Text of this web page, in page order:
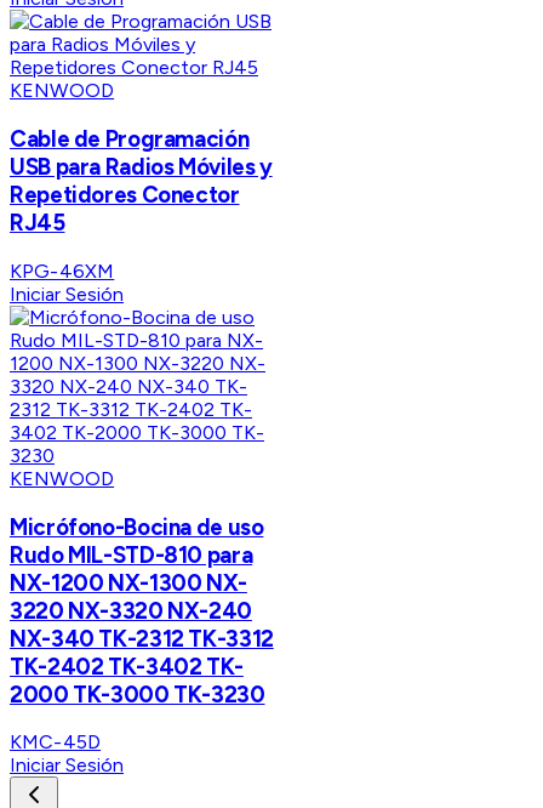
KENWOOD
Cable de Programación
USB para Radios Móviles y
Repetidores Conector
RJ45
KPG-46XM
Iniciar Sesión
KENWOOD
Micrófono-Bocina de uso
Rudo MIL-STD-810 para
NX-1200 NX-1300 NX-
3220 NX-3320 NX-240
NX-340 TK-2312 TK-3312
TK-2402 TK-3402 TK-
2000 TK-3000 TK-3230
KMC-45D
Iniciar Sesión